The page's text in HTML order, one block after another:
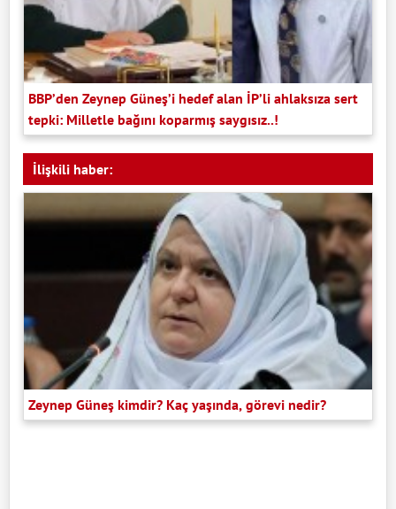
BBP’den Zeynep Güneş’i hedef alan İP’li ahlaksıza sert
tepki: Milletle bağını koparmış saygısız..!
İlişkili haber:
Zeynep Güneş kimdir? Kaç yaşında, görevi nedir?